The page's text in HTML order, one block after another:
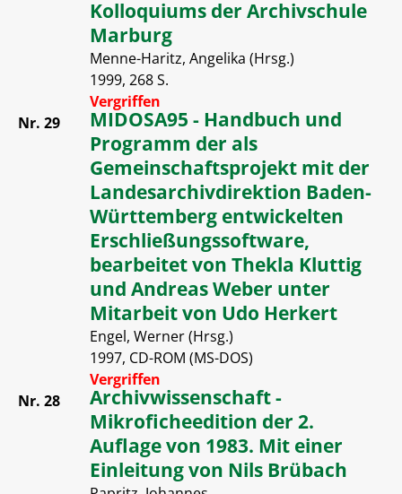
Kolloquiums der Archivschule
Marburg
Menne-Haritz, Angelika (Hrsg.)
1999, 268 S.
Vergriffen
Nr. 29
MIDOSA95 - Handbuch und
Programm der als
Gemeinschaftsprojekt mit der
Landesarchivdirektion Baden-
Württemberg entwickelten
Erschließungssoftware,
bearbeitet von Thekla Kluttig
und Andreas Weber unter
Mitarbeit von Udo Herkert
Engel, Werner (Hrsg.)
1997, CD-ROM (MS-DOS)
Vergriffen
Nr. 28
Archivwissenschaft -
Mikroficheedition der 2.
Auflage von 1983. Mit einer
Einleitung von Nils Brübach